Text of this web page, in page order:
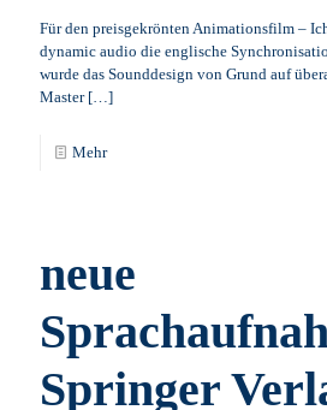
Für den preisgekrönten Animationsfilm –
dynamic audio die englische
wurde das Sounddesign von Grund auf
Master[…]
Mehr
neue
Springer